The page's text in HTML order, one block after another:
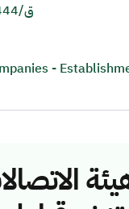
44114433/ق/1444هـ
-